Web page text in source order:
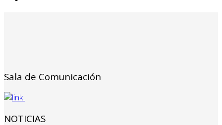
Sala de Comunicación
NOTICIAS